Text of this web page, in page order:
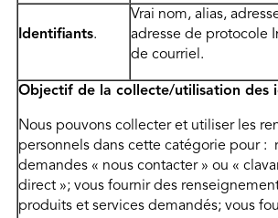
Identifiants.
Vrai nom, alias,
adresse de protocole
de courriel.
Objectif de la collecte/utilisation des
Nous pouvons collecter et utiliser les
personnels dans cette catégorie pour :
demandes « nous contacter » ou «
direct »; vous fournir des
produits et services demandés; vous